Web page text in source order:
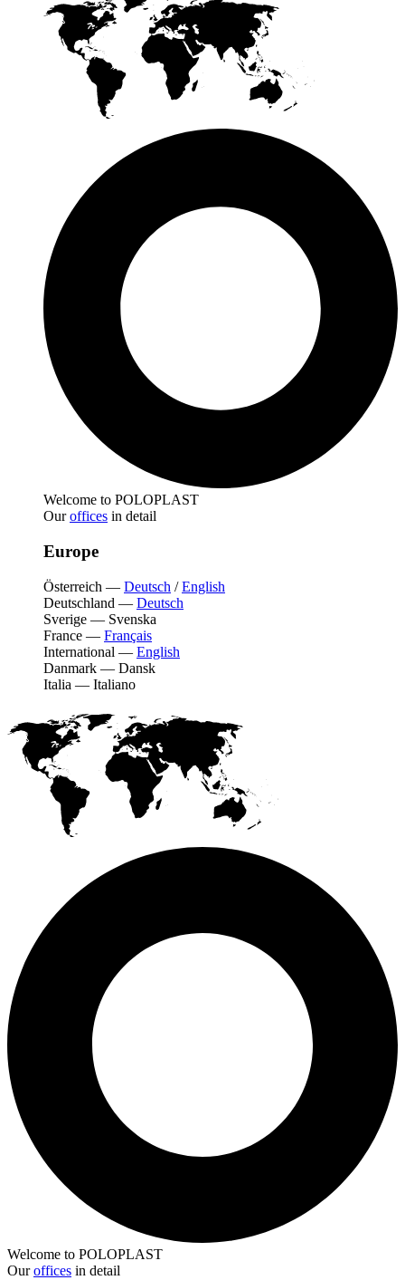
Welcome to POLOPLAST
Ouroffices in detail
Europe
Österreich — Deutsch /English
Deutschland — Deutsch
Sverige — Svenska
France — Français
International — English
Danmark — Dansk
Italia — Italiano
Welcome to POLOPLAST
Ouroffices in detail